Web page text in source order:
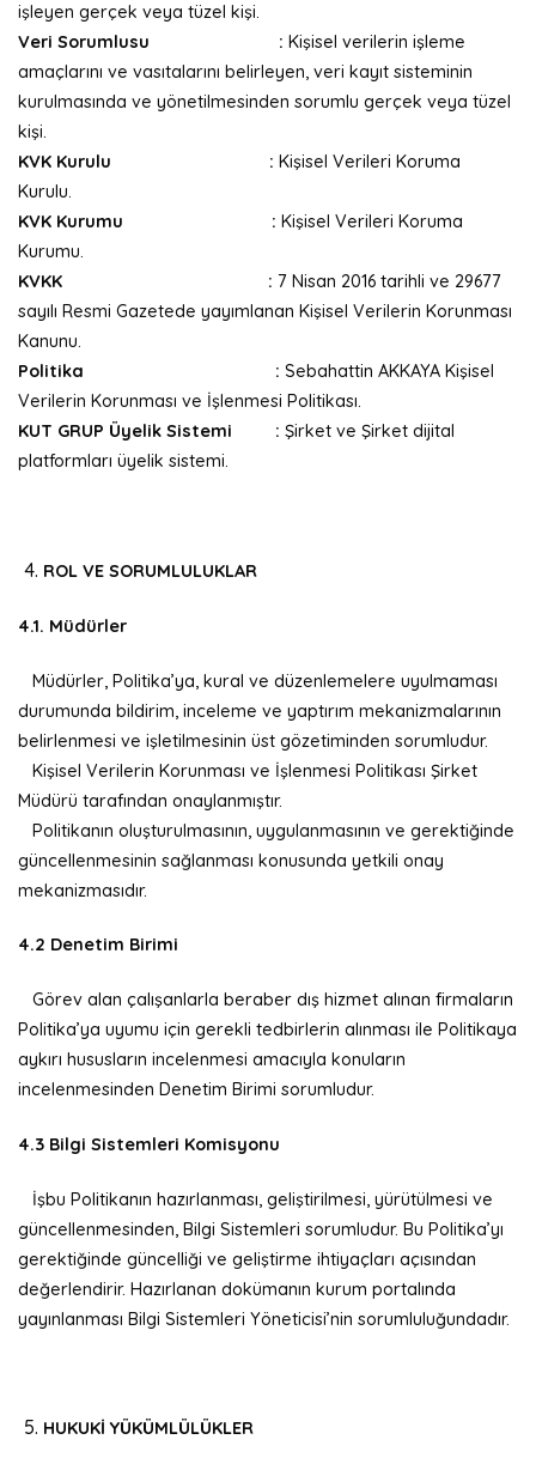
işleyen gerçek veya tüzel kişi.
Veri Sorumlusu : Kişisel verilerin işleme
amaçlarını ve vasıtalarını belirleyen, veri kayıt sisteminin
kurulmasında ve yönetilmesinden sorumlu gerçek veya tüzel
kişi.
KVK Kurulu : Kişisel Verileri Koruma
Kurulu.
KVK Kurumu : Kişisel Verileri Koruma
Kurumu.
KVKK : 7 Nisan 2016 tarihli ve 29677
sayılı Resmi Gazetede yayımlanan Kişisel Verilerin Korunması
Kanunu.
Politika : Sebahattin AKKAYA Kişisel
Verilerin Korunması ve İşlenmesi Politikası.
KUT GRUP Üyelik Sistemi : Şirket ve Şirket dijital
platformları üyelik sistemi.
ROL VE SORUMLULUKLAR
4.1. Müdürler
Müdürler, Politika’ya, kural ve düzenlemelere uyulmaması
durumunda bildirim, inceleme ve yaptırım mekanizmalarının
belirlenmesi ve işletilmesinin üst gözetiminden sorumludur.
Kişisel Verilerin Korunması ve İşlenmesi Politikası Şirket
Müdürü tarafından onaylanmıştır.
Politikanın oluşturulmasının, uygulanmasının ve gerektiğinde
güncellenmesinin sağlanması konusunda yetkili onay
mekanizmasıdır.
4.2 Denetim Birimi
Görev alan çalışanlarla beraber dış hizmet alınan firmaların
Politika’ya uyumu için gerekli tedbirlerin alınması ile Politikaya
aykırı hususların incelenmesi amacıyla konuların
incelenmesinden Denetim Birimi sorumludur.
4.3 Bilgi Sistemleri Komisyonu
İşbu Politikanın hazırlanması, geliştirilmesi, yürütülmesi ve
güncellenmesinden, Bilgi Sistemleri sorumludur. Bu Politika’yı
gerektiğinde güncelliği ve geliştirme ihtiyaçları açısından
değerlendirir. Hazırlanan dokümanın kurum portalında
yayınlanması Bilgi Sistemleri Yöneticisi’nin sorumluluğundadır.
HUKUKİ YÜKÜMLÜLÜKLER